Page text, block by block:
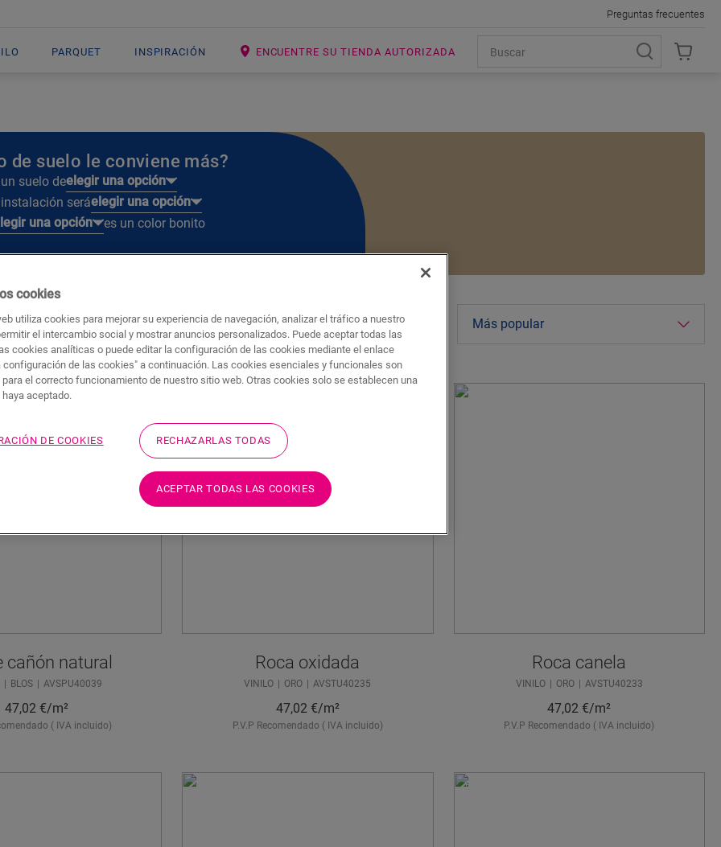
PARQUET INSPIRACIÓN ENCUENTRE SU TIENDA AUTORIZADA
Preguntas frecuentes
de suelo le conviene más?
suelo deelegir una opción
seráelegir una opción
una opción es un color bonito
Mostrar imágenes de interiores
cañón natural
BLOS AVSPU40039
47,02 €/m²
( IVA incluido)
Roca oxidada
VINILO ORO AVSTU40235
47,02 €/m²
P.V.P Recomendado ( IVA incluido)
Roca canela
VINILO ORO AVSTU40233
47,02 €/m²
P.V.P Recomendado ( IVA incluido)
cookies
utiliza cookies para mejorar su experiencia de navegación, analizar el tráfico a nuestro
el intercambio social y mostrar anuncios personalizados. Puede aceptar todas las
cookies analíticas o puede editar la configuración de las cookies mediante el enlace
configuración de las cookies" a continuación. Las cookies esenciales y funcionales son
el correcto funcionamiento de nuestro sitio web. Otras cookies solo se establecen una
aceptado.
DE COOKIES RECHAZARLAS TODAS
ACEPTAR TODAS LAS COOKIES